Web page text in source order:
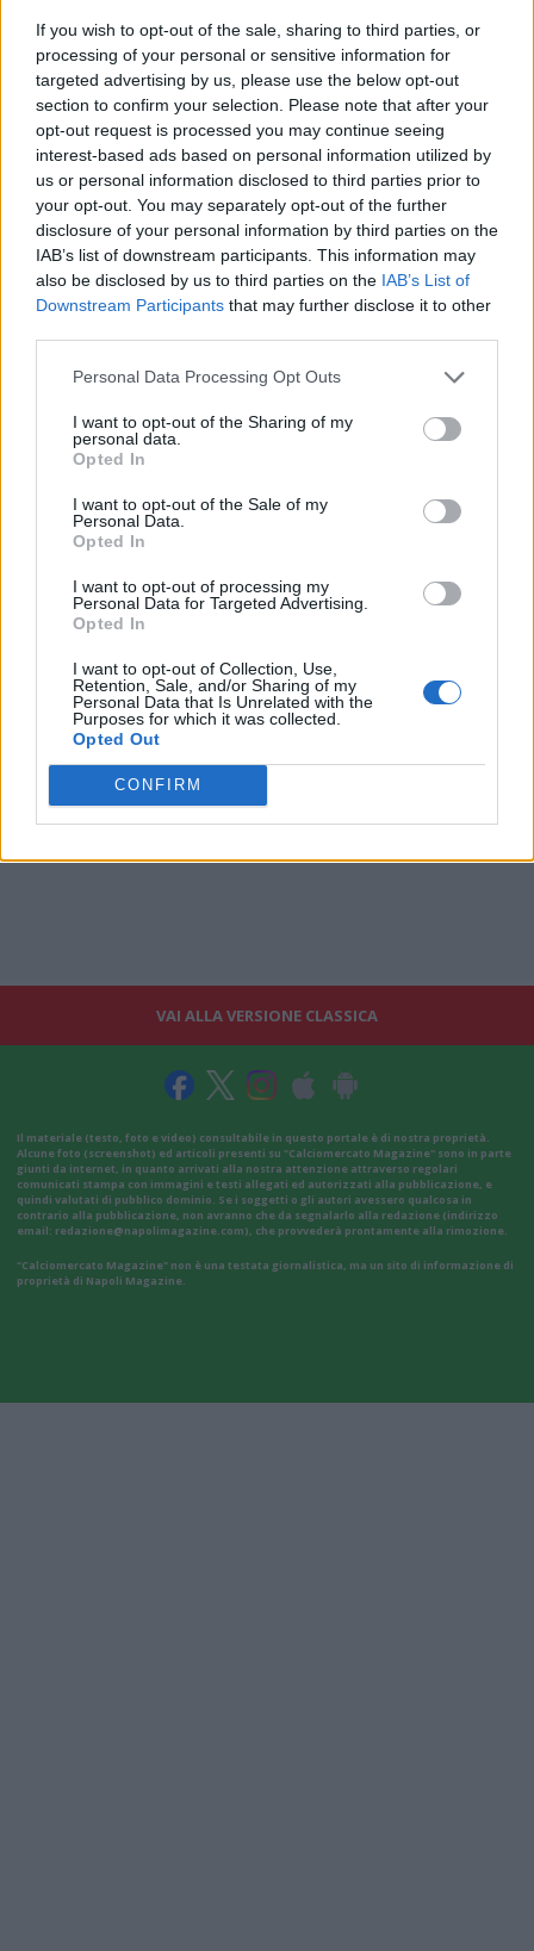
If you wish to opt-out of the sale, sharing to third parties, or
processing of your personal or sensitive information for
targeted advertising by us, please use the below opt-out
section to confirm your selection. Please note that after your
opt-out request is processed you may continue seeing
interest-based ads based on personal information utilized by
us or personal information disclosed to third parties prior to
your opt-out. You may separately opt-out of the further
disclosure of your personal information by third parties on the
IAB’s list of downstream participants. This information may
also be disclosed by us to third parties on the IAB’s List of
Downstream Participants that may further disclose it to other
Personal Data Processing Opt Outs
I want to opt-out of the Sharing of my
personal data.
Opted In
I want to opt-out of the Sale of my
Personal Data.
Opted In
I want to opt-out of processing my
Personal Data for Targeted Advertising.
Opted In
I want to opt-out of Collection, Use,
Retention, Sale, and/or Sharing of my
Personal Data that Is Unrelated with the
Purposes for which it was collected.
Opted Out
CONFIRM
tanti gol nei piedi ed è giusto che il vero mercato del Napoli
cominci a tempo debito. Derby di Milano? Il Milan è una barca
alla deriva che ha bisogno di una guida sicura, Ibrahimovic non
mi sembra la persona giusta. Scudetto? Credo che l'Atalanta
sia fuori gioco, considerando anche che per un mese sarà
senza Lookman, e credo che le squadre da battere siano
Napoli e Inter".
VAI ALLA VERSIONE CLASSICA
Il materiale (testo, foto e video) consultabile in questo portale è di nostra proprietà.
Alcune foto (screenshot) ed articoli presenti su "Calciomercato Magazine" sono in parte
giunti da internet, in quanto arrivati alla nostra attenzione attraverso regolari
comunicati stampa con immagini e testi allegati ed autorizzati alla pubblicazione, e
quindi valutati di pubblico dominio. Se i soggetti o gli autori avessero qualcosa in
contrario alla pubblicazione, non avranno che da segnalarlo alla redazione (indirizzo
email: redazione@napolimagazine.com), che provvederà prontamente alla rimozione.
"Calciomercato Magazine" non è una testata giornalistica, ma un sito di informazione di
proprietà di Napoli Magazine.